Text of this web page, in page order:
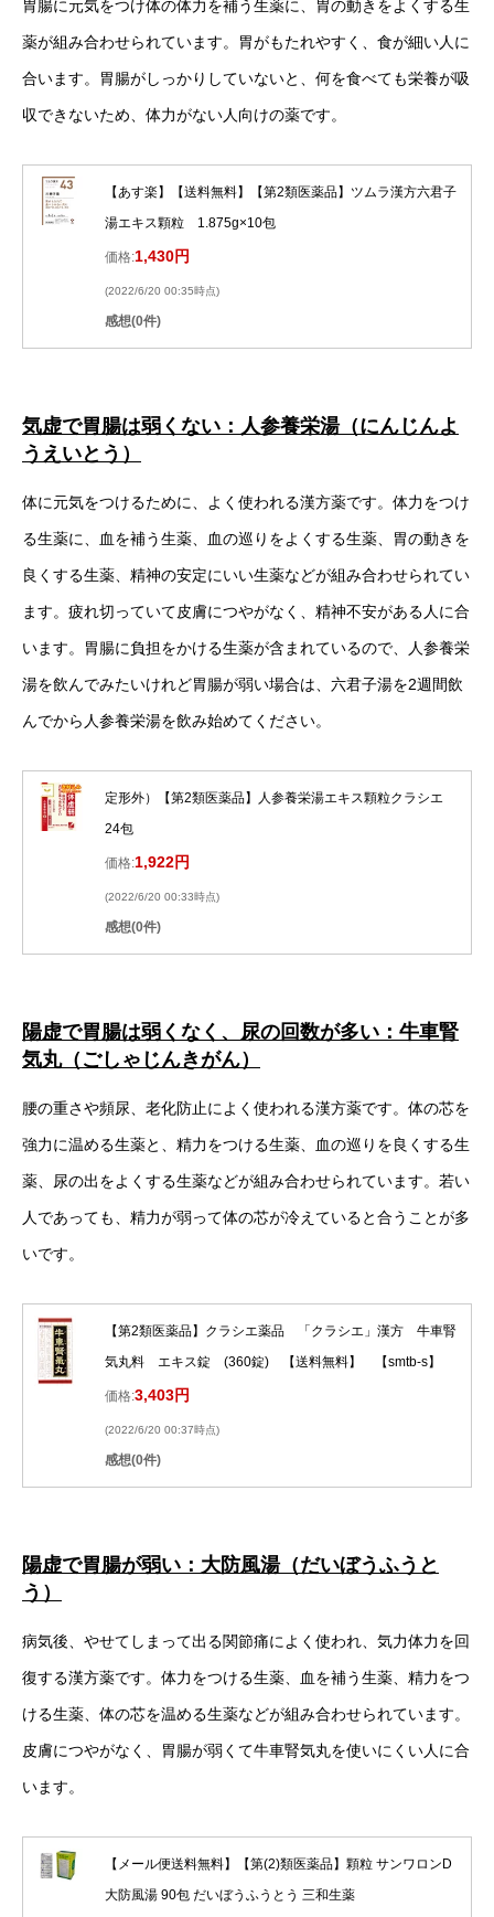
胃腸に元気をつけ体の体力を補う生薬に、胃の動きをよくする生
薬が組み合わせられています。胃がもたれやすく、食が細い人に
合います。胃腸がしっかりしていないと、何を食べても栄養が吸
収できないため、体力がない人向けの薬です。
【あす楽】【送料無料】【第2類医薬品】ツムラ漢方六君子
湯エキス顆粒 1.875g×10包
価格:1,430円
(2022/6/20 00:35時点)
感想(0件)
気虚で胃腸は弱くない：人参養栄湯（にんじんよ
うえいとう）
体に元気をつけるために、よく使われる漢方薬です。体力をつけ
る生薬に、血を補う生薬、血の巡りをよくする生薬、胃の動きを
良くする生薬、精神の安定にいい生薬などが組み合わせられてい
ます。疲れ切っていて皮膚につやがなく、精神不安がある人に合
います。胃腸に負担をかける生薬が含まれているので、人参養栄
湯を飲んでみたいけれど胃腸が弱い場合は、六君子湯を2週間飲
んでから人参養栄湯を飲み始めてください。
定形外）【第2類医薬品】人参養栄湯エキス顆粒クラシエ
24包
価格:1,922円
(2022/6/20 00:33時点)
感想(0件)
陽虚で胃腸は弱くなく、尿の回数が多い：牛車腎
気丸（ごしゃじんきがん）
腰の重さや頻尿、老化防止によく使われる漢方薬です。体の芯を
強力に温める生薬と、精力をつける生薬、血の巡りを良くする生
薬、尿の出をよくする生薬などが組み合わせられています。若い
人であっても、精力が弱って体の芯が冷えていると合うことが多
いです。
【第2類医薬品】クラシエ薬品 「クラシエ」漢方 牛車腎
気丸料 エキス錠 (360錠) 【送料無料】 【smtb-s】
価格:3,403円
(2022/6/20 00:37時点)
感想(0件)
陽虚で胃腸が弱い：大防風湯（だいぼうふうと
う）
病気後、やせてしまって出る関節痛によく使われ、気力体力を回
復する漢方薬です。体力をつける生薬、血を補う生薬、精力をつ
ける生薬、体の芯を温める生薬などが組み合わせられています。
皮膚につやがなく、胃腸が弱くて牛車腎気丸を使いにくい人に合
います。
【メール便送料無料】【第(2)類医薬品】顆粒 サンワロンD
大防風湯 90包 だいぼうふうとう 三和生薬